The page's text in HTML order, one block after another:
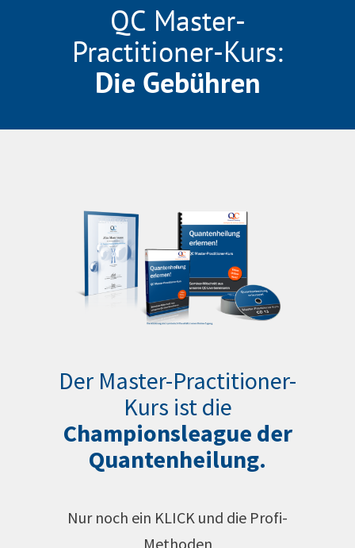
QC Master-
Practitioner-Kurs:
Die Gebühren
Der Master-Practitioner-
Kurs ist die
Championsleague der
Quantenheilung.
Nur noch ein KLICK und die Profi-
Methoden